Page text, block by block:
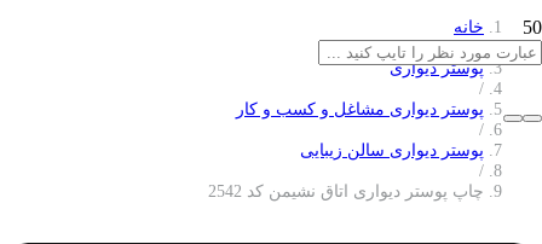
خانه
/
پوستر دیواری
/
پوستر دیواری مشاغل و کسب و کار
/
پوستر دیواری سالن زیبایی
/
چاپ پوستر دیواری اتاق نشیمن کد 2542